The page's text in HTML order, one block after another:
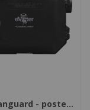
10 x Vanguard - poste d’appâtage pour rats